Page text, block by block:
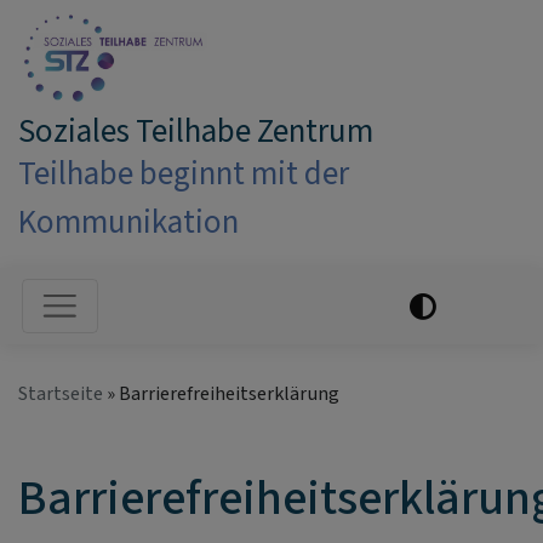
Direkt
zum
Inhalt
Soziales Teilhabe Zentrum
Teilhabe beginnt mit der
Kommunikation
Hauptnavigation
Startseite Barrierefreiheitserklärung